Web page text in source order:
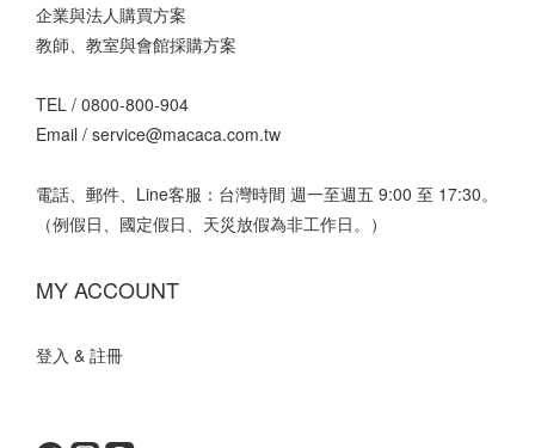
企業與法人購買方案
教師、教室與會館採購方案
TEL / 0800-800-904
Email / service@macaca.com.tw
電話、郵件、Line客服：台灣時間 週一至週五 9:00 至 17:30。
（例假日、國定假日、天災放假為非工作日。）
MY ACCOUNT
登入 & 註冊